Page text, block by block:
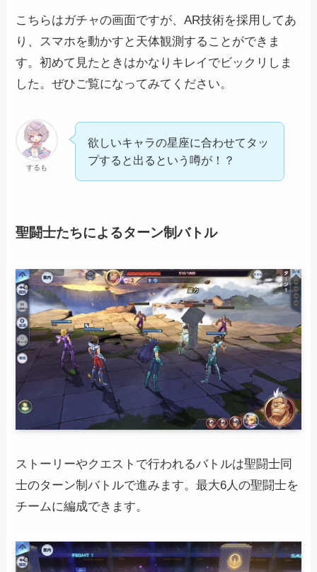
こちらはガチャの画面ですが、AR技術を採用してあ
り、スマホを動かすと天体観測することができま
す。初めて見たときはかなりキレイでビックリしま
した。ぜひご覧になってみてください。
するも
欲しいキャラの星座に合わせてタッ
プすると出るという噂が！？
聖闘士たちによるターン制バトル
ストーリーやクエストで行われるバトルは聖闘士同
士のターン制バトルで進みます。最大6人の聖闘士を
チームに編成できます。